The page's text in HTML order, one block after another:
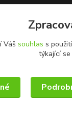
Váš souhlas s
týkající se